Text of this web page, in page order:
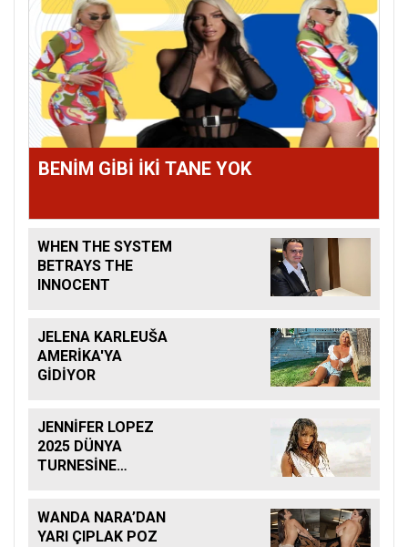
BENİM GİBİ İKİ TANE YOK
WHEN THE SYSTEM
BETRAYS THE
INNOCENT
JELENA KARLEUŠA
AMERİKA'YA
GİDİYOR
JENNİFER LOPEZ
2025 DÜNYA
TURNESİNE
WANDA NARA’DAN
YARI ÇIPLAK POZ